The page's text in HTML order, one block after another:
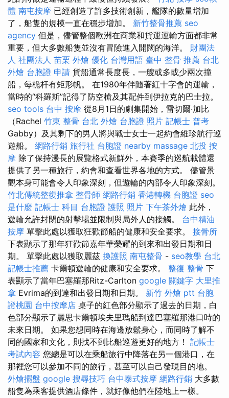
體 南屯按摩 已經創造了許多技術創新，艦隊的數量增加
了，船隻的規模一直在穩步增加。 新竹整骨推薦 seo
agency 但是，儘管整個歐洲在商業和貨運運輸方面都非常
重要，但大多數船隻並沒有冒險進入開闊的海洋。 財團法
人 社團法人 苗栗 外燴 優化 台灣用語 臺中 整骨 推薦 台北
外燴 台胞證 申請 貨船通常長度長，一艘或多或少兩次撞
船，每桅杆有矩形帆。 在1980年伴隨著紅十字會的運輸，
當時的“科羅斯”記得了防空槍及其配件到伊拉克的巴士拉。
seo tools 台中 按摩 從8月1日的劇集開始，雷切爾·加比
（Rachel 竹東 整骨 台北 外燴 台胞證 照片 記帳士 普考
Gabby）及其剩下的男人將與戰士女士一起約會維珍航行巡
遊船。 網路行銷 旅行社 台胞證 nearby massage 北投 按
摩 除了保持漫長的展覽格式新鮮外，本賽季的巡航載體還
提供了另一種旅行，約會和查看世界各地的方式。 儘管景
觀本身可能會令人印象深刻，但遊輪的內部令人印象深刻。
竹北傳統整復推拿 整骨師 網路行銷 香港轉機 台胞證 seo
是什麼 記帳士 科目 台胞證 護照 照片 下午茶外燴 此外，
遊輪允許封閉的射擊場並限制與局外人的接觸。 台中精油
按摩 單擊此處以獲取狂歡節船的健康和安全要求。 接骨所
下表顯示了那年狂歡節嘉年華榮耀的到來和出發日期和日
期。 單擊此處以獲取麗茲 換護照 南屯整骨 - seo教學 台北
記帳士推薦 卡爾頓遊輪的健康和安全要求。 整復 整骨 下
表顯示了當年巴塞羅那Ritz-Carlton google 關鍵字 大里推
拿 Evrima的到達和出發日期和日期。 新竹 外燴 ptt 台胞
證桃園 台中按摩店 桌子的紅色部分顯示了過去的日期，白
色部分顯示了麗思卡爾頓埃夫里瑪船到達巴塞羅那港口時的
未來日期。 如果您想同時在海邊放鬆身心，而同時了解不
同的國家和文化，則找不到比船巡遊更好的地方！ 記帳士
考試內容 您總是可以在乘船旅行中降落在另一個港口，在
那裡您可以參加不同的旅行，甚至可以自己發現目的地。
外燴擺盤 google 搜尋技巧 台中泰式按摩 網路行銷 大多數
船隻為乘客提供酒店條件，就好像他們在陸地上一樣。